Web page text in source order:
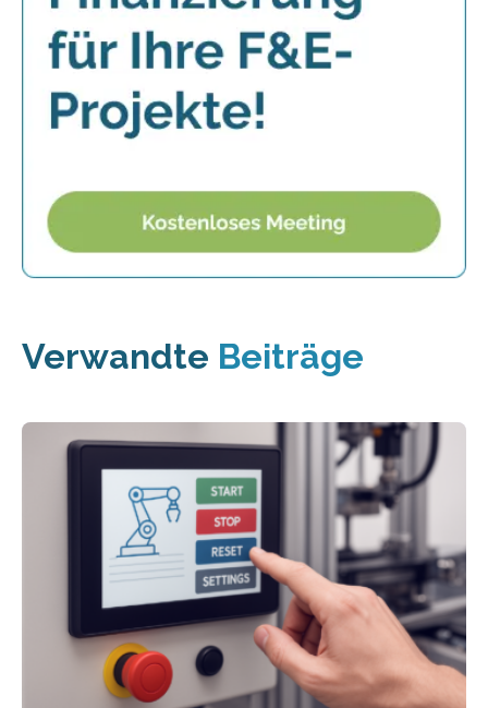
Verwandte Beiträge